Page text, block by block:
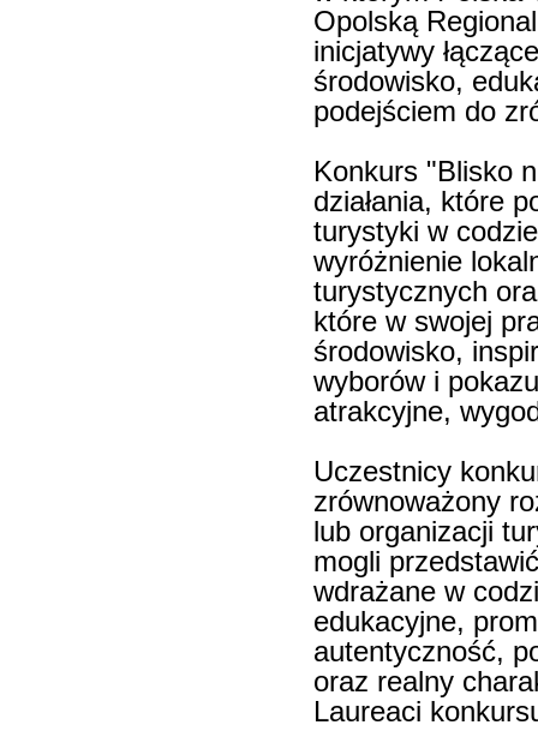
Opolską
inicjatywy
środowisko,
podejściem do
Konkurs "Blisko
działania, które
turystyki w
wyróżnienie
turystycznych
które w swojej
środowisko,
wyborów i
atrakcyjne,
Uczestnicy
zrównoważony
lub organizacji
mogli
wdrażane w
edukacyjne,
autentyczność,
oraz realny
Laureaci